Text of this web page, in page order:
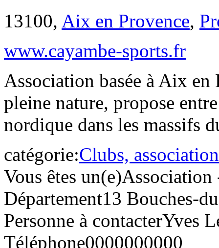
13100, Aix en Provence,
www.cayambe-sports.fr
Association basée à Aix en
pleine nature, propose
nordique dans les massifs
catégorie:Clubs,
Vous êtes un(e)Association
Département13 Bouches-
Personne à contacterYves
Téléphone0000000000